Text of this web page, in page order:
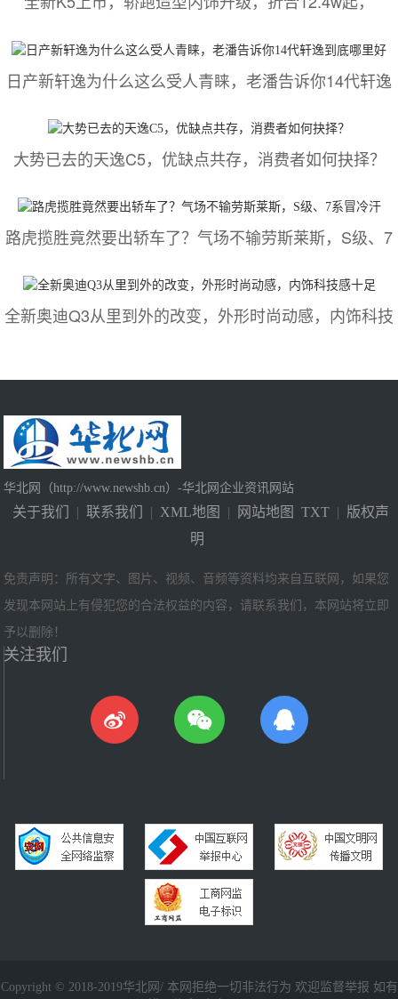
日产新轩逸为什么这么受人青睐，老潘告诉你14代轩逸
大势已去的天逸C5，优缺点共存，消费者如何抉择？
路虎揽胜竟然要出轿车了？气场不输劳斯莱斯，S级、7
全新奥迪Q3从里到外的改变，外形时尚动感，内饰科技
华北网（http://www.newshb.cn）-华北网企业资讯网站
关于我们 | 联系我们 | XML地图 | 网站地图 TXT | 版权声
明
免责声明：所有文字、图片、视频、音频等资料均来自互联网，如果您
发现本网站上有侵犯您的合法权益的内容，请联系我们，本网站将立即
予以删除！
关注我们
Copyright © 2018-2019华北网/ 本网拒绝一切非法行为 欢迎监督举报 如有